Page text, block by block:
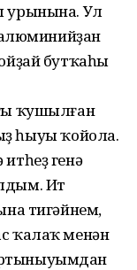
урынына. Ул
алюминийҙан
бутҡаһы
ҡушылған
һыуы ҡойола.
генә
Ит
тигәйнем,
ҡалаҡ менән